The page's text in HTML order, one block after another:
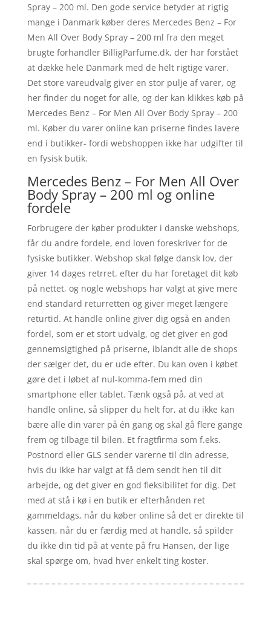
Spray – 200 ml. Den gode service betyder at rigtig
mange i Danmark køber deres Mercedes Benz – For
Men All Over Body Spray – 200 ml fra den meget
brugte forhandler BilligParfume.dk, der har forstået
at dække hele Danmark med de helt rigtige varer.
Det store vareudvalg giver en stor pulje af varer, og
her finder du noget for alle, og der kan klikkes køb på
Mercedes Benz – For Men All Over Body Spray – 200
ml. Køber du varer online kan priserne findes lavere
end i butikker- fordi webshoppen ikke har udgifter til
en fysisk butik.
Mercedes Benz – For Men All Over
Body Spray – 200 ml og online
fordele
Forbrugere der køber produkter i danske webshops,
får du andre fordele, end loven foreskriver for de
fysiske butikker. Webshop skal følge dansk lov, der
giver 14 dages retrret. efter du har foretaget dit køb
på nettet, og nogle webshops har valgt at give mere
end standard returretten og giver meget længere
returtid. At handle online giver dig også en anden
fordel, som er et stort udvalg, og det giver en god
gennemsigtighed på priserne, iblandt alle de shops
der sælger det, du er ude efter. Du kan oven i købet
gøre det i løbet af nul-komma-fem med din
smartphone eller tablet. Tænk også på, at ved at
handle online, så slipper du helt for, at du ikke kan
bære alle din varer på én gang og skal gå flere gange
frem og tilbage til bilen. Et fragtfirma som f.eks.
Postnord eller GLS sender varerne til din adresse,
hvis du ikke har valgt at få dem sendt hen til dit
arbejde, og det giver en god fleksibilitet for dig. Det
med at stå i kø i en butik er efterhånden ret
gammeldags, når du køber online så det er direkte til
kassen, når du er færdig med at handle, så spilder
du ikke din tid på at vente på fru Hansen, der lige
skal spørge om, hvad hver enkelt ting koster.